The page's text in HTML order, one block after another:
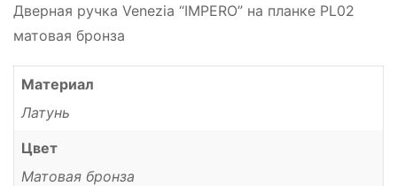
Дверная ручка Venezia “IMPERO” на планке PL02
матовая бронза
Материал
Латунь
Цвет
Матовая бронза